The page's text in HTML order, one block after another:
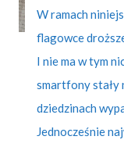
W ramach
flagowce
I nie ma w tym
smartfony stały
dziedzinach
Jednocześnie